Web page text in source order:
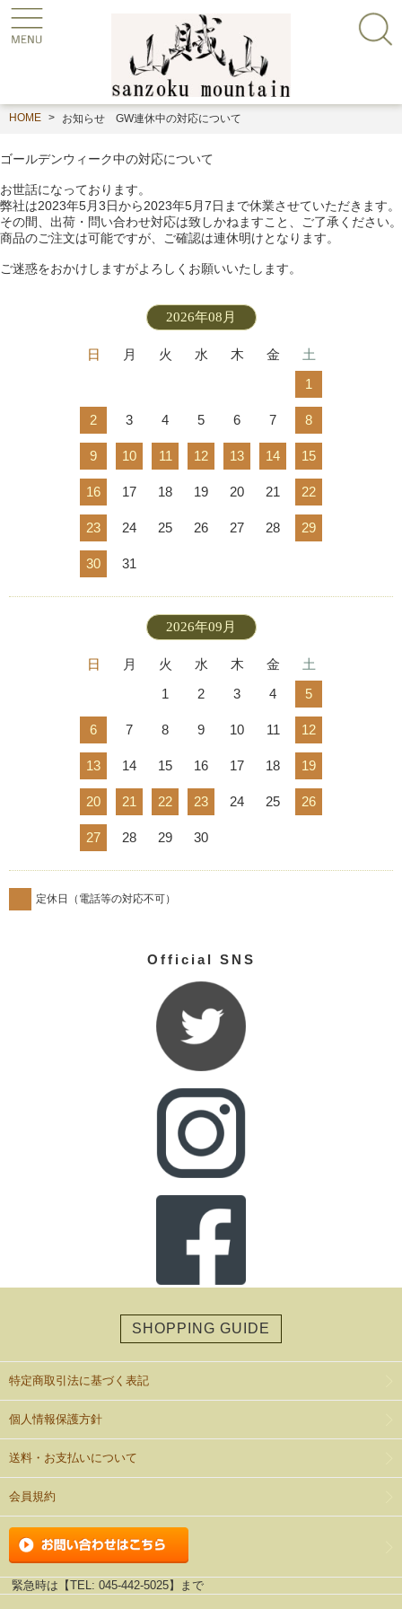
HOME お知らせ GW連休中の対応について
ゴールデンウィーク中の対応について
お世話になっております。
弊社は2023年5月3日から2023年5月7日まで休業させていただきます。
その間、出荷・問い合わせ対応は致しかねますこと、ご了承ください。
商品のご注文は可能ですが、ご確認は連休明けとなります。
ご迷惑をおかけしますがよろしくお願いいたします。
2026年08月
日 月 火 水 木 金
土
1
2 3 4 5 6 7 8
9 10 11 12 13 14 15
16 17 18 19 20 21 22
23 24 25 26 27 28 29
30 31
2026年09月
日 月 火 水 木 金
土
1
2 3 4 5
6 7 8 9 10 11 12
13 14 15 16 17 18 19
20 21 22 23 24 25 26
27 28 29 30
定休日（電話等の対応不可）
Official SNS
SHOPPING GUIDE
特定商取引法に基づく表記
個人情報保護方針
送料・お支払いについて
会員規約
緊急時は【TEL: 045-442-5025】まで